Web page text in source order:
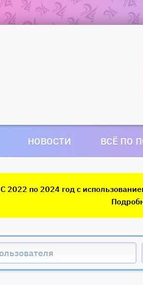
НОВОСТИ ВСЁ ПО
С 2022 по 2024 год с